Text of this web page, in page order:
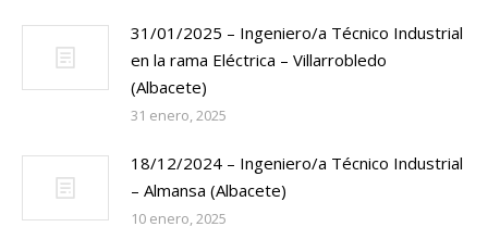
31/01/2025 – Ingeniero/a Técnico Industrial
en la rama Eléctrica – Villarrobledo
(Albacete)
31 enero, 2025
18/12/2024 – Ingeniero/a Técnico Industrial
– Almansa (Albacete)
10 enero, 2025